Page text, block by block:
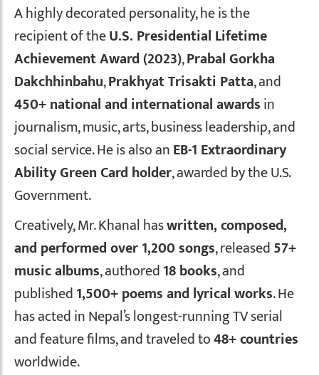
A highly decorated personality, he is the
recipient of theU.S. Presidential Lifetime
Achievement Award (2023),Prabal Gorkha
Dakchhinbahu,Prakhyat Trisakti Patta, and
450+ national and international awardsin
journalism, music, arts, business leadership, and
social service. He is also anEB-1 Extraordinary
Ability Green Card holder, awarded by the U.S.
Government.
Creatively, Mr. Khanal haswritten, composed,
and performed over 1,200 songs, released57+
music albums, authored18 books, and
published1,500+ poems and lyrical works. He
has acted in Nepal’s longest-running TV serial
and feature films, and traveled to48+ countries
worldwide.